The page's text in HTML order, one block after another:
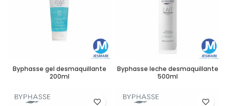
Byphasse gel desmaquillante
200ml
Byphasse leche desmaquillante
500ml